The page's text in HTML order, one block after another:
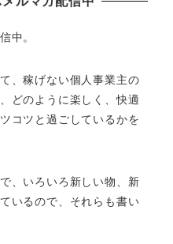
中。
、稼げない個人事業主の
どのように楽しく、快適
コツと過ごしているかを
、いろいろ新しい物、 新
いるので、それらも書い